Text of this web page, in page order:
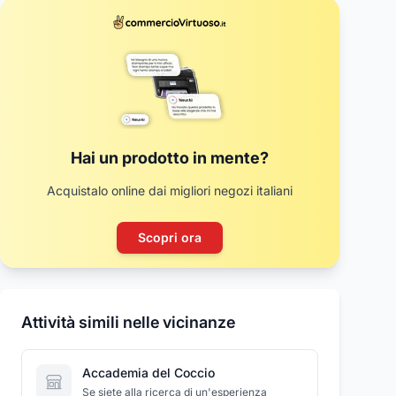
Hai un prodotto in mente?
Acquistalo online dai migliori negozi italiani
Scopri ora
Attività simili nelle vicinanze
Accademia del Coccio
Se siete alla ricerca di un'esperienza